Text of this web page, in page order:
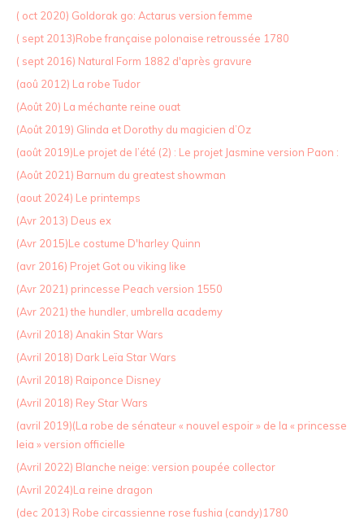
( oct 2020) Goldorak go: Actarus version femme
( sept 2013)Robe française polonaise retroussée 1780
( sept 2016) Natural Form 1882 d'après gravure
(aoû 2012) La robe Tudor
(Août 20) La méchante reine ouat
(Août 2019) Glinda et Dorothy du magicien d’Oz
(août 2019)Le projet de l’été (2) : Le projet Jasmine version Paon :
(Août 2021) Barnum du greatest showman
(aout 2024) Le printemps
(Avr 2013) Deus ex
(Avr 2015)Le costume D'harley Quinn
(avr 2016) Projet Got ou viking like
(Avr 2021) princesse Peach version 1550
(Avr 2021) the hundler, umbrella academy
(Avril 2018) Anakin Star Wars
(Avril 2018) Dark Leïa Star Wars
(Avril 2018) Raiponce Disney
(Avril 2018) Rey Star Wars
(avril 2019)(La robe de sénateur « nouvel espoir » de la « princesse
leia » version officielle
(Avril 2022) Blanche neige: version poupée collector
(Avril 2024)La reine dragon
(dec 2013) Robe circassienne rose fushia (candy)1780